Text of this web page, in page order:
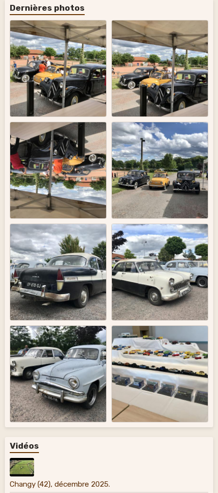
Dernières photos
Vidéos
Changy (42), décembre 2025.